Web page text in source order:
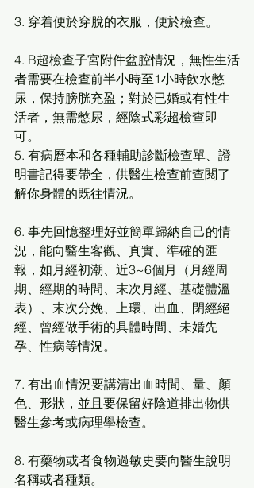
3. 穿着便於穿脫的衣服，便於檢查。
4. B超檢查子宮附件盆腔情況，無性生活
者需要在檢查前半小時至1小時飲水憋
尿，保持膀胱充盈；對於已婚或有性生
活者，無需憋尿，經陰式彩超檢查即
可。
5. 有病曆本和各種輔助診斷檢查單、證
明書記得要帶全，供醫生檢查前查閱了
解你身體的既往情況。
6. 事先回憶整理好並簡單歸納自己的情
況，能向醫生客觀、真實、準確的匯
報，如月經初潮、近3~6個月（月經周
期、經期的時間、末次月經、基礎體溫
表）、末次分娩、上環、出血、閉經絕
經、曾經做手術的具體時間、未婚先
孕、性病等情況。
7. 有出血情況要講清出血時間、量、顏
色、形狀，並且要保留好陰道排出物供
醫生參考或病理學檢查。
8. 有藥物或者食物過敏史要向醫生說明
名稱或者種類。